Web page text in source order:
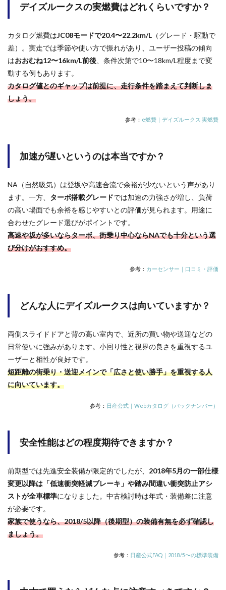
デイズルークスの実燃費はどれくらいですか？
カタログ燃費はJC08モードで20.4〜22.2km/L （グレード・駆動で
差）。実走では季節や使い方で振れがあり、ユーザー投稿の傾向
はおおむね12〜16km/L前後 、条件次第で10〜18km/L程度まで変
動する例もあります。
カタログ値とのギャップは前提に、走行条件を踏まえて判断しま
しょう。
参考： e燃費｜デイズルークス 実燃費
加速が遅いというのは本当ですか？
NA（自然吸気）は登坂や高速合流で余裕が少ないという声があり
ます。一方、 ターボ搭載グレードでは加速の力強さが増し、負荷
の高い場面でも余裕を感じやすいとの評価が見られます。用途に
合わせたグレード選びがポイントです。
高速や坂が多いならターボ、街乗り中心ならNAでも十分という選
び分けがおすすめ。
参考： カーセンサー｜口コミ・評価
どんな人にデイズルークスは向いていますか？
両側スライドドアと背の高い室内で、近所の買い物や送迎などの
日常使いに強みがあります。小回り性と視界の良さを重視するユ
ーザーと相性が良好です。
短距離の街乗り・送迎メインで「広さと使い勝手」を重視する人
に向いています。
参考： 日産公式｜Webカタログ（バックナンバー）
安全性能はどの程度期待できますか？
前期型では先進安全装備が限定的でしたが、 2018年5月の一部仕様
変更以降は「低速衝突軽減ブレーキ」や踏み間違い衝突防止アシ
ストが全車標準になりました。中古検討時は年式・装備差に注意
が必要です。
家族で使うなら、2018/5以降（後期型）の装備有無を必ず確認し
ましょう。
参考： 日産公式FAQ｜2018/5〜の標準装備